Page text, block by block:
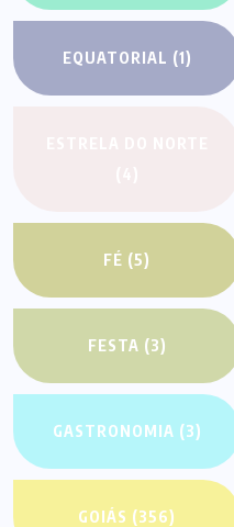
EQUATORIAL (1)
FÉ (5)
FESTA (3)
GASTRONOMIA (3)
GOIÁS (356)